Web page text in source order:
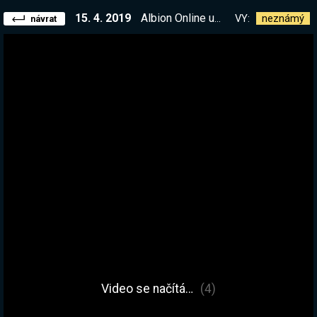
návrat 15. 4. 2019 Albion Online ukázka. Nějaké dungeony, nějaké těžení. Poslední stream před 10 denní pauzou :( VY: neznámý
Video se načítá… (4)